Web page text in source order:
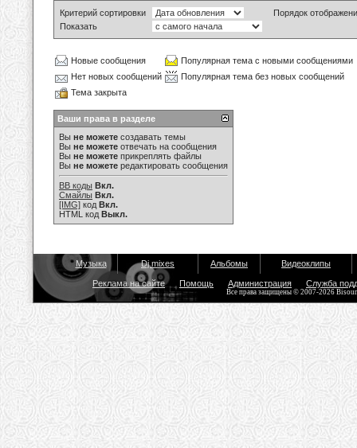
Критерий сортировки
Порядок
Показать
Новые сообщения
Популярная тема с новыми сообщениями
Нет новых сообщений
Популярная тема без новых сообщений
Тема закрыта
Ваши права в разделе
Вы не можете создавать темы
Вы не можете отвечать на сообщения
Вы не можете прикреплять файлы
Вы не можете редактировать сообщения
BB коды Вкл.
Смайлы Вкл.
[IMG] код Вкл.
HTML код Выкл.
Музыка Dj mixes Альбомы Видеоклипы
Реклама на сайте Помощь Администрация Служба
Все права защищены © 2007-2026